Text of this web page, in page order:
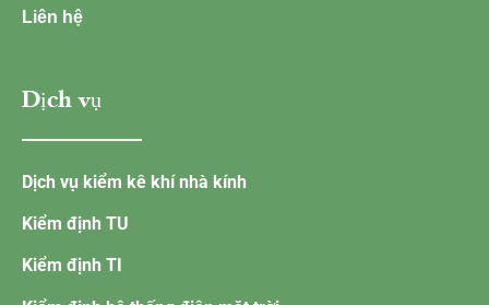
Liên hệ
Dịch vụ
Dịch vụ kiểm kê khí nhà kính
Kiểm định TU
Kiểm định TI